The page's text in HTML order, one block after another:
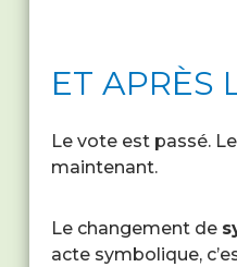
ET APRÈS
Le vote est passé.
maintenant.
Le changement de
acte symbolique,